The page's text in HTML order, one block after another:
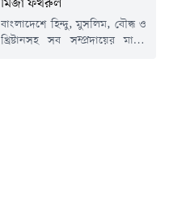
মির্জা ফখরুল
বাংলাদেশে হিন্দু, মুসলিম, বৌদ্ধ ও
খ্রিষ্টানসহ সব সম্প্রদায়ের মানুষ